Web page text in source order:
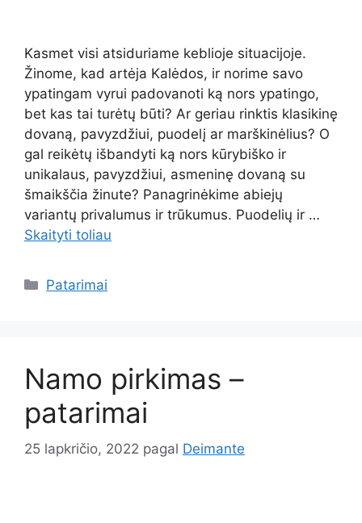
Kasmet visi atsiduriame keblioje situacijoje.
Žinome, kad artėja Kalėdos, ir norime savo
ypatingam vyrui padovanoti ką nors ypatingo,
bet kas tai turėtų būti? Ar geriau rinktis klasikinę
dovaną, pavyzdžiui, puodelį ar marškinėlius? O
gal reikėtų išbandyti ką nors kūrybiško ir
unikalaus, pavyzdžiui, asmeninę dovaną su
šmaikščia žinute? Panagrinėkime abiejų
variantų privalumus ir trūkumus. Puodelių ir …
Skaityti toliau
Kategorijos
Patarimai
Namo pirkimas –
patarimai
25 lapkričio, 2022 pagal Deimante